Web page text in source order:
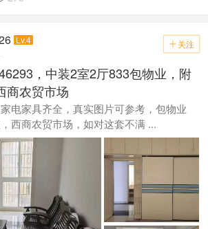
 关注
Lv.4
，中装2室2厅833包物业，附
商农贸市场
电家具齐全，真实图片可参考，包物业
西商农贸市场，如对这套不满 ...